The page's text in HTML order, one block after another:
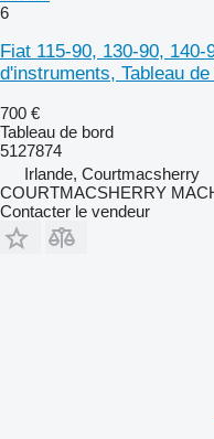
6
Fiat 115-90, 130-90,
d'instruments, Tableau
700 €
Tableau de bord
5127874
Irlande, Courtmacsherry
COURTMACSHERRY
Contacter le vendeur